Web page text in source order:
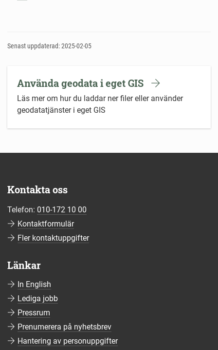
Senast uppdaterad: 2025-02-05
Använda geodata i eget GIS
Läs mer om hur du laddar ner filer eller använder
geodatatjänster i eget GIS
Kontakta oss
Telefon: 010-172 10 00
Kontaktformulär
Fler kontaktuppgifter
Länkar
In English
Lediga jobb
Pressrum
Prenumerera på nyhetsbrev
Hantering av personuppgifter